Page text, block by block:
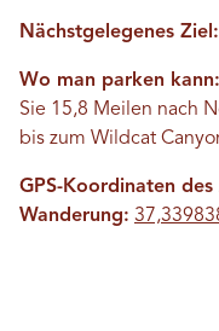
Nächstgelegenes Ziel:
Wo man parken kann:
Sie 15,8 Meilen nach
bis zum Wildcat
GPS-Koordinaten
Wanderung: